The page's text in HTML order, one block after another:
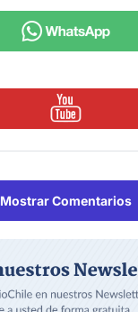
Mostrar Comentarios